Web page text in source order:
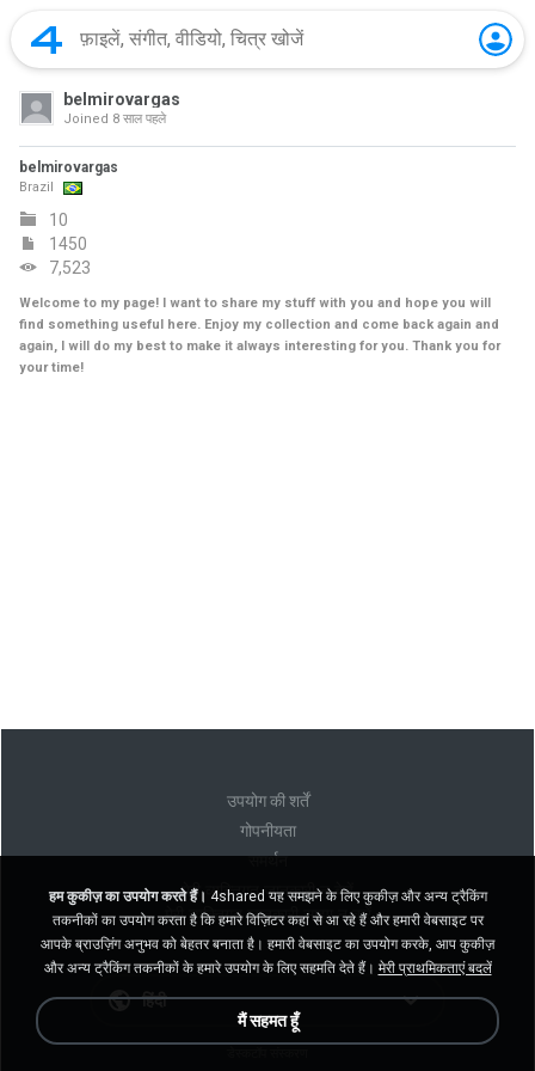
belmirovargas
Joined 8 साल पहले
belmirovargas
Brazil
10
1450
7,523
Welcome to my page! I want to share my stuff with you and hope you will
find something useful here. Enjoy my collection and come back again and
again, I will do my best to make it always interesting for you. Thank you for
your time!
उपयोग की शर्तें
गोपनीयता
समर्थन
मेरी व्यक्तिगत जानकारी न बेचें
मेरी व्यक्तिगत जानकारी साझा न करें
हिंदी
हम कुकीज़ का उपयोग करते हैं। 4shared यह समझने के लिए कुकीज़ और अन्य ट्रैकिंग
तकनीकों का उपयोग करता है कि हमारे विज़िटर कहां से आ रहे हैं और हमारी वेबसाइट पर
आपके ब्राउज़िंग अनुभव को बेहतर बनाता है। हमारी वेबसाइट का उपयोग करके, आप कुकीज़
और अन्य ट्रैकिंग तकनीकों के हमारे उपयोग के लिए सहमति देते हैं। मेरी प्राथमिकताएं बदलें
मैं सहमत हूँ